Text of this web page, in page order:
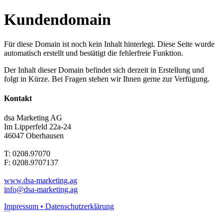
Kundendomain
Für diese Domain ist noch kein Inhalt hinterlegt. Diese Seite wurde
automatisch erstellt und bestätigt die fehlerfreie Funktion.
Der Inhalt dieser Domain befindet sich derzeit in Erstellung und
folgt in Kürze. Bei Fragen stehen wir Ihnen gerne zur Verfügung.
Kontakt
dsa Marketing AG
Im Lipperfeld 22a-24
46047 Oberhausen
T: 0208.97070
F: 0208.9707137
www.dsa-marketing.ag
info@dsa-marketing.ag
Impressum • Datenschutzerklärung